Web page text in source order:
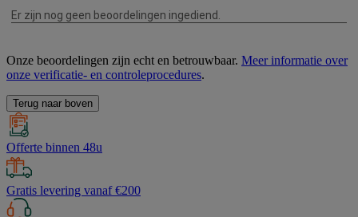
Onze beoordelingen zijn echt en betrouwbaar. Meer informatie over
onze verificatie- en controleprocedures.
Terug naar boven
Offerte binnen 48u
Gratis levering vanaf €200